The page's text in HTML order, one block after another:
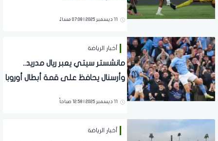
11 ديسمبر 2025 | 07:08 مساءً
أخبار الرياضة
مانشستر سيتي يعبر ريال مدريد..
وأرسنال يحافظ على قمة أبطال أوروبا
11 ديسمبر 2025 | 12:58 صباحاً
أخبار الرياضة